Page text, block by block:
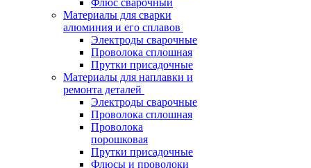
Флюс сварочный
Материалы для сварки
алюминия и его сплавов
Электроды сварочные
Проволока сплошная
Прутки присадочные
Материалы для наплавки и
ремонта деталей
Электроды сварочные
Проволока сплошная
Проволока
порошковая
Прутки присадочные
Флюсы и проволоки